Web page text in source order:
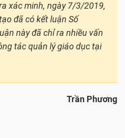
xác minh, ngày 7/3/2019,
đã có kết luận Số
này đã chỉ ra nhiều vấn
tác quản lý giáo dục tại
Trần Phương